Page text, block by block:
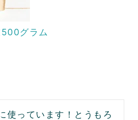
グラム
使っています！とうもろ